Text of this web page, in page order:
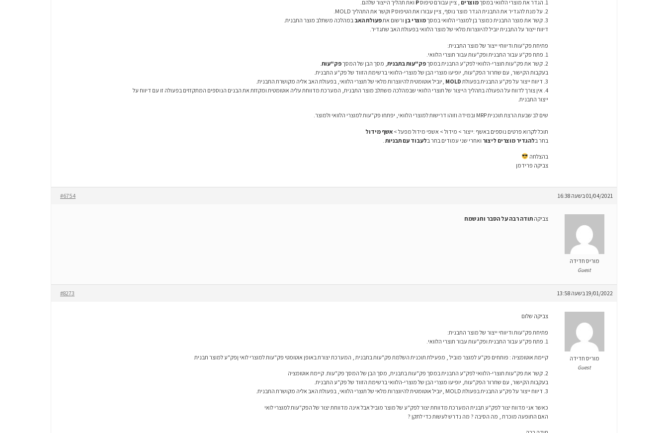
1. הגדר את מוצרי הלוואי במסך
מוצרים , ציין עבורם טיפוסP ואת תהליך הייצור שלהם.
2. על מנת להגדיר את התבנית הגדר מוצר נוסף, ציין עבורו את הטיפוס P וקשר את התהליך MOLD.
3. קשר את מוצר התבנית כמוצר בן למוצרי הלוואי במסך
מוצרי בן ורשום אתפעולת האב במהלכה משתלב מוצר התבנית.
דיווח ייצור על התבנית יוביל להיווצרות מלאי של מוצר הלוואי בפעולת האב שתגדיר.
פתיחת פק"עות ודיווחי ייצור של מוצר התבנית:
1. פתח פק"ע עבור התבנית ופק"עות עבור תוצרי הלוואי.
2. קשר את פק"עות תוצרי-הלוואי לפק"ע התבנית במסך
פק"עות בתבנית , מסך הבן של המסךפק"עות
בעקבות הקישור, עם שחרור הפק"עות, יופיעו מוצרי הבן של מוצרי-הלוואי ברשימת הזווד של פק"ע התבנית.
3. דיווח ייצור על פק"ע התבנית בפעולת
MOLD ,יוביל אוטומטית להיווצרות מלאי של תוצרי הלוואי, בפעולת האב אליה מקושרת התבנית.
4. אין צורך לדווח על הפעולה בתהליך הייצור של תוצרי הלוואי שבמהלכה משתלב מוצר התבנית, המערכת מדווחת עליה אוטומטית ומקזזת את הבנים הנוספים המתקזזים בפעולה זו עם דיווח על
ייצור התבנית.
שים לב שבעת הרצת תוכנית MRP ובמידה וזוהו דרישות למוצרי הלוואי, יפתחו פק"עות למוצרי הלוואי ולמוצר.
תוכל לקרוא פרטים נוספים באשף :ייצור > מידול > אשפי מידול מפעל > אשף מידול
בחר בלהגדיר מוצרים ליצור ואחרי שני עמודים בחר בלעבוד עם תבניות
בהצלחה
צביקה פרידמן
01/04/2021 בשעה 16:38 #6754
מוריס חדידה
Guest
צביקה תודה רבה על הסבר וחג שמח
19/01/2022 בשעה 13:58 #8273
מוריס חדידה
Guest
צביקה שלום
פתיחת פק"עות ודיווחי ייצור של מוצר התבנית:
1. פתח פק"ע עבור התבנית ופק"עות עבור תוצרי הלוואי.
קיימת אוטומציה : פותחים פק"ע למוצר מוביל , מפעילת תוכנית השלמת פק"עות בתבנית , המערכת יצורת באופן אוטומטי פק"עות למוצרי לואי ןפק"ע למוצר תבנית
2. קשר את פק"עות תוצרי-הלוואי לפק"ע התבנית במסך פק"עות בתבנית, מסך הבן של המסך פק"עות. קיימת אוטומציה
בעקבות הקישור, עם שחרור הפק"עות, יופיעו מוצרי הבן של מוצרי-הלוואי ברשימת הזווד של פק"ע התבנית.
3. דיווח ייצור על פק"ע התבנית בפעולת MOLD ,יוביל אוטומטית להיווצרות מלאי של תוצרי הלוואי, בפעולת האב אליה מקושרת התבנית.
כאשר אני מדווח יצור לפק"ע תבנית המערכת מדווחת יצור לפק"ע של מוצר מוביל אבל אינה מדווחת יצור של הפק"עות למוצרי לואי
האם התופעה מוכרת , מה הסיבה ? מה נדרש לעשות כדי לתקן ?